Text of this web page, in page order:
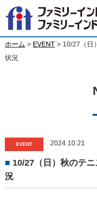
ホーム > EVENT > 10/27（日
状況
EVENT 2024.10.21
10/27（日）秋のテ
況